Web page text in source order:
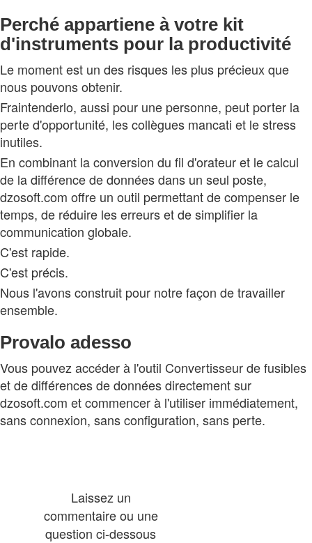
Perché appartiene à votre kit
d'instruments pour la productivité
Le moment est un des risques les plus précieux que
nous pouvons obtenir.
Fraintenderlo, aussi pour une personne, peut porter la
perte d'opportunité, les collègues mancati et le stress
inutiles.
En combinant la conversion du fil d'orateur et le calcul
de la différence de données dans un seul poste,
dzosoft.com offre un outil permettant de compenser le
temps, de réduire les erreurs et de simplifier la
communication globale.
C'est rapide.
C'est précis.
Nous l'avons construit pour notre façon de travailler
ensemble.
Provalo adesso
Vous pouvez accéder à l'outil Convertisseur de fusibles
et de différences de données directement sur
dzosoft.com et commencer à l'utiliser immédiatement,
sans connexion, sans configuration, sans perte.
Laissez un
commentaire ou une
question ci-dessous